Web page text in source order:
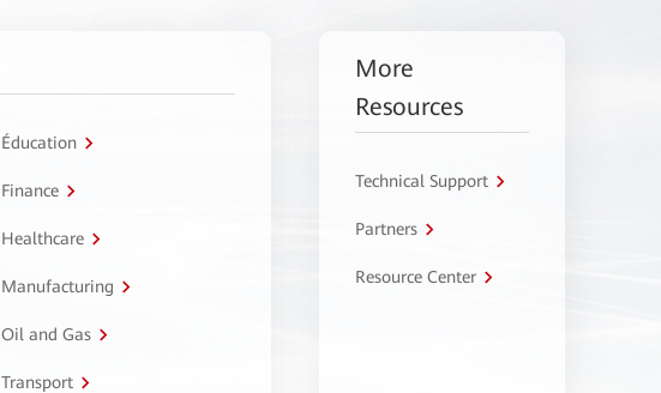
Éducation
Finance
Healthcare
Manufacturing
Oil and Gas
Transport
More
Resources
Technical Support
Partners
Resource Center